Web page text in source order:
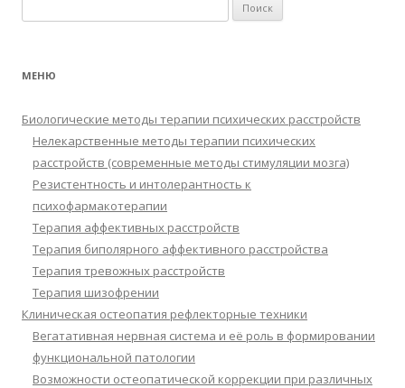
МЕНЮ
Биологические методы терапии психических расстройств
Нелекарственные методы терапии психических
расстройств (современные методы стимуляции мозга)
Резистентность и интолерантность к
психофармакотерапии
Терапия аффективных расстройств
Терапия биполярного аффективного расстройства
Терапия тревожных расстройств
Терапия шизофрении
Клиническая остеопатия рефлекторные техники
Вегатативная нервная система и её роль в формировании
функциональной патологии
Возможности остеопатической коррекции при различных